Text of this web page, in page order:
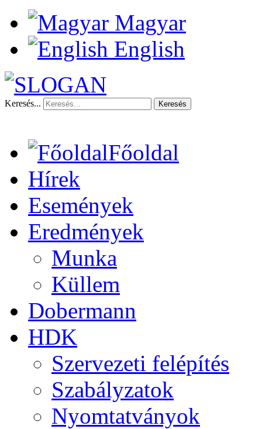
Magyar
English
Keresés... Keresés
Főoldal
Hírek
Események
Eredmények
Munka
Küllem
Dobermann
HDK
Szervezeti felépítés
Szabályzatok
Nyomtatványok